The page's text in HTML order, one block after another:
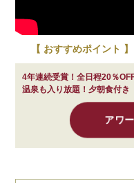
【 おすすめポイント 】
4年連続受賞！全日程20％
温泉も入り放題！夕朝食付き
アワ